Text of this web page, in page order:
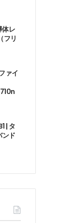
レ
フリ
ァイ
| タ
ンド